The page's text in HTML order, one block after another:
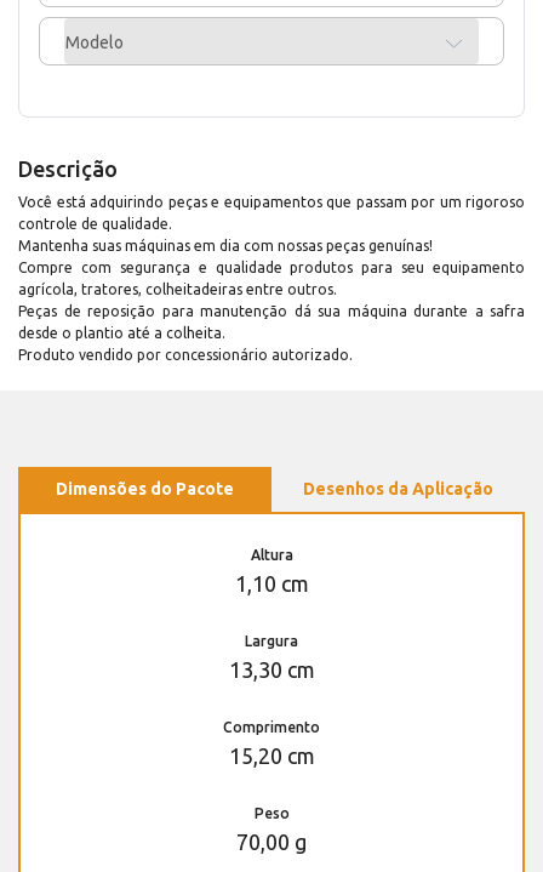
Modelo
Descrição
Você está adquirindo peças e equipamentos que passam por um rigoroso
controle de qualidade.
Mantenha suas máquinas em dia com nossas peças genuínas!
Compre com segurança e qualidade produtos para seu equipamento
agrícola, tratores, colheitadeiras entre outros.
Peças de reposição para manutenção dá sua máquina durante a safra
desde o plantio até a colheita.
Produto vendido por concessionário autorizado.
Dimensões do Pacote Desenhos da Aplicação
Altura
1,10 cm
Largura
13,30 cm
Comprimento
15,20 cm
Peso
70,00 g